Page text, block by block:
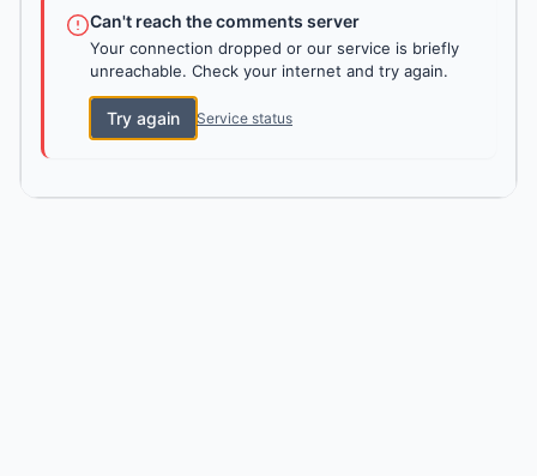
Can't reach the comments server
Your connection dropped or our service is briefly
unreachable. Check your internet and try again.
Try again Service status